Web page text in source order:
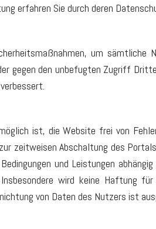
erfahren Sie durch deren
um sämtliche
gegen den unbefugten Zugriff
ist, die Website frei von
zeitweisen Abschaltung des
und Leistungen
wird keine Haftung
von Daten des Nutzers ist